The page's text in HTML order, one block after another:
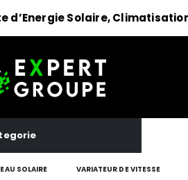
d’Energie Solaire,
SOLAIRE VARIATEUR DE VITESSE